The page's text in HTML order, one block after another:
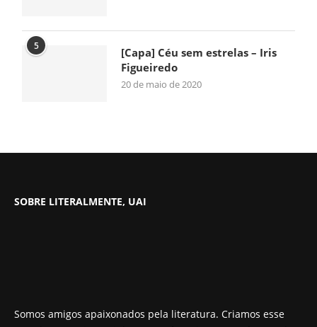
5
[Capa] Céu sem estrelas – Iris
Figueiredo
20 de maio de 2020
SOBRE LITERALMENTE, UAI
Somos amigos apaixonados pela literatura. Criamos esse